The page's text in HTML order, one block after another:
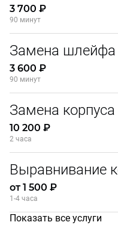
3 700 ₽
90 минут
Замена шлейфа
3 600 ₽
90 минут
Замена корпуса
10 200 ₽
2 часа
Выравнивание
от 1 500 ₽
1-4 часа
Показать все услуги